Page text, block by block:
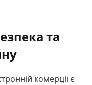
та
комерції є